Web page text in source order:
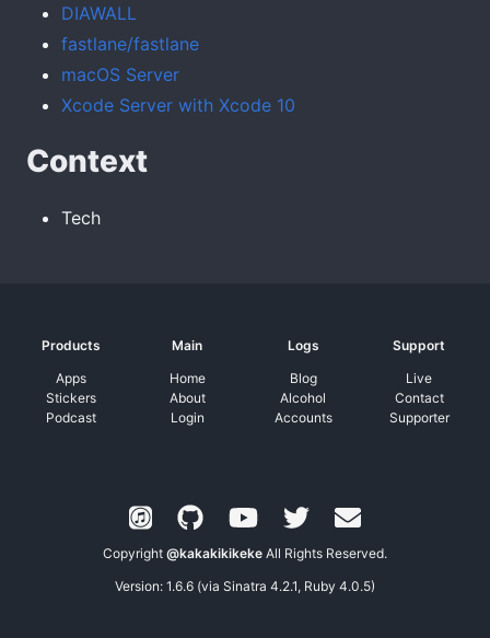
DIAWALL
fastlane/fastlane
macOS Server
Xcode Server with Xcode 10
Context
Tech
Products
Apps
Stickers
Podcast
Main
Home
About
Login
Logs
Blog
Alcohol
Accounts
Support
Live
Contact
Supporter
Copyright @kakakikikeke All Rights Reserved.
Version: 1.6.6 (via Sinatra 4.2.1, Ruby 4.0.5)